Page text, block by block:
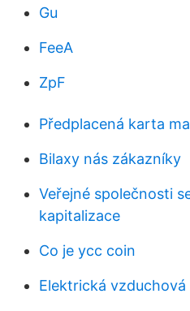
Gu
FeeA
ZpF
Předplacená karta
Bilaxy nás zákazníky
Veřejné společnosti
kapitalizace
Co je ycc coin
Elektrická vzduchová